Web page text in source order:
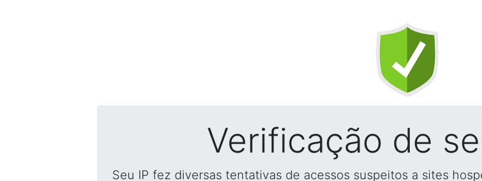
Verificação de
Seu IP fez diversas tentativas de acessos suspeitos a sites